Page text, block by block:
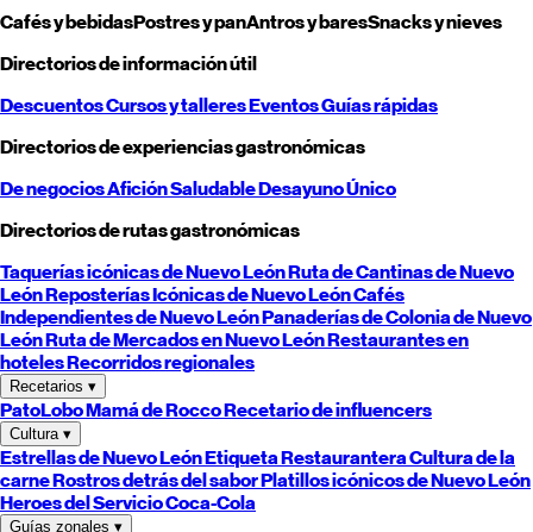
Cafés y bebidasPostres y panAntros y baresSnacks y nieves
Directorios de información útil
DescuentosCursos y talleresEventosGuías rápidas
Directorios de experiencias gastronómicas
De negociosAficiónSaludableDesayunoÚnico
Directorios de rutas gastronómicas
Taquerías icónicas deNuevo LeónRuta de Cantinas deNuevo
LeónReposterías Icónicas deNuevo LeónCafés
Independientes deNuevo LeónPanaderías de Colonia deNuevo
LeónRuta de Mercados enNuevo LeónRestaurantes en
hotelesRecorridos regionales
Recetarios ▾
PatoLoboMamá de RoccoRecetario de influencers
Cultura ▾
Estrellas deNuevo LeónEtiqueta RestauranteraCultura de la
carneRostros detrás del saborPlatillos icónicos deNuevo León
Heroes del Servicio Coca-Cola
Guías zonales ▾